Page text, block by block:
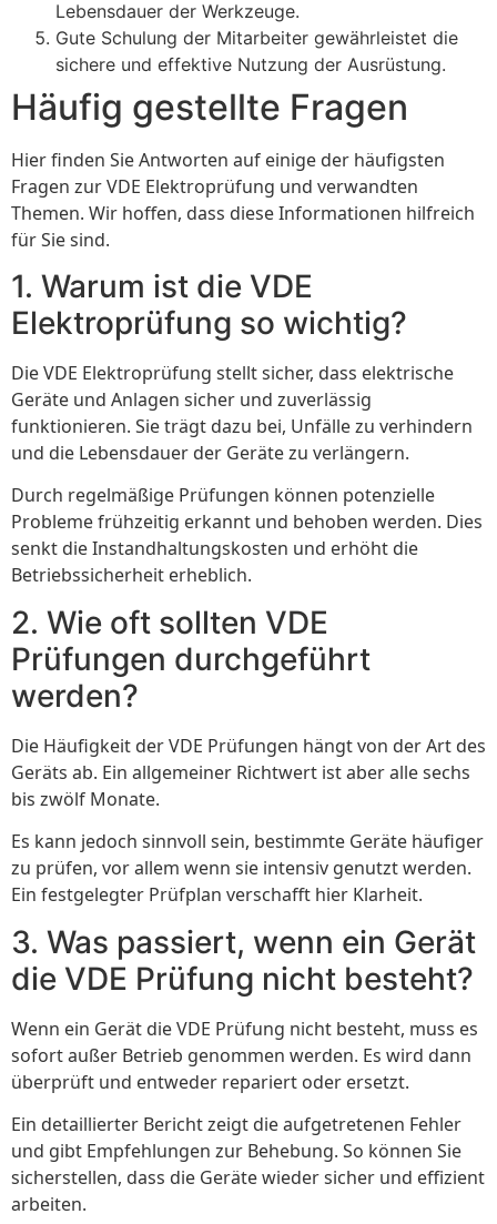
Lebensdauer der Werkzeuge.
Gute Schulung der Mitarbeiter gewährleistet die
sichere und effektive Nutzung der Ausrüstung.
Häufig gestellte Fragen
Hier finden Sie Antworten auf einige der häufigsten
Fragen zur VDE Elektroprüfung und verwandten
Themen. Wir hoffen, dass diese Informationen hilfreich
für Sie sind.
1. Warum ist die VDE
Elektroprüfung so wichtig?
Die VDE Elektroprüfung stellt sicher, dass elektrische
Geräte und Anlagen sicher und zuverlässig
funktionieren. Sie trägt dazu bei, Unfälle zu verhindern
und die Lebensdauer der Geräte zu verlängern.
Durch regelmäßige Prüfungen können potenzielle
Probleme frühzeitig erkannt und behoben werden. Dies
senkt die Instandhaltungskosten und erhöht die
Betriebssicherheit erheblich.
2. Wie oft sollten VDE
Prüfungen durchgeführt
werden?
Die Häufigkeit der VDE Prüfungen hängt von der Art des
Geräts ab. Ein allgemeiner Richtwert ist aber alle sechs
bis zwölf Monate.
Es kann jedoch sinnvoll sein, bestimmte Geräte häufiger
zu prüfen, vor allem wenn sie intensiv genutzt werden.
Ein festgelegter Prüfplan verschafft hier Klarheit.
3. Was passiert, wenn ein Gerät
die VDE Prüfung nicht besteht?
Wenn ein Gerät die VDE Prüfung nicht besteht, muss es
sofort außer Betrieb genommen werden. Es wird dann
überprüft und entweder repariert oder ersetzt.
Ein detaillierter Bericht zeigt die aufgetretenen Fehler
und gibt Empfehlungen zur Behebung. So können Sie
sicherstellen, dass die Geräte wieder sicher und effizient
arbeiten.